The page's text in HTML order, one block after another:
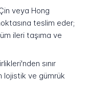
veya Hong
teslim eder;
ileri taşıma ve
sınır
lojistik ve gümrük